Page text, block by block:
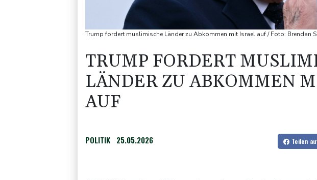
Trump fordert muslimische Länder zu Abkommen mit Israel auf / Foto: Brendan
TRUMP FORDERT
LÄNDER ZU ABKOMMEN
AUF
POLITIK 25.05.2026 Teilen